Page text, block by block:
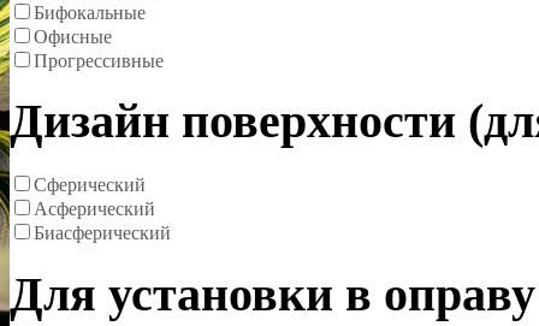
Бифокальные
Офисные
Прогрессивные
Дизайн поверхности
Сферический
Асферический
Биасферический
Для установки в оправу